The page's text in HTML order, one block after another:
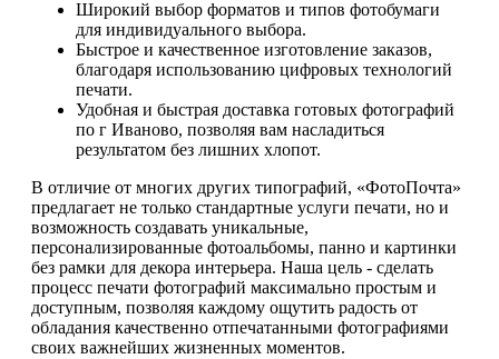
Широкий выбор форматов и типов фотобумаги
для индивидуального выбора.
Быстрое и качественное изготовление заказов,
благодаря использованию цифровых технологий
печати.
Удобная и быстрая доставка готовых фотографий
по г Иваново, позволяя вам насладиться
результатом без лишних хлопот.
В отличие от многих других типографий, «ФотоПочта»
предлагает не только стандартные услуги печати, но и
возможность создавать уникальные,
персонализированные фотоальбомы, панно и картинки
без рамки для декора интерьера. Наша цель - сделать
процесс печати фотографий максимально простым и
доступным, позволяя каждому ощутить радость от
обладания качественно отпечатанными фотографиями
своих важнейших жизненных моментов.